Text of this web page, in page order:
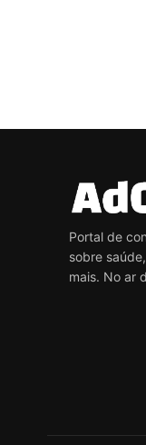
Portal de
sobre
mais. No ar